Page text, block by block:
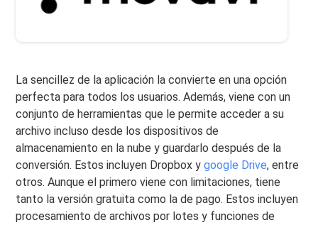
La sencillez de la aplicación la convierte en una opción
perfecta para todos los usuarios. Además, viene con un
conjunto de herramientas que le permite acceder a su
archivo incluso desde los dispositivos de
almacenamiento en la nube y guardarlo después de la
conversión. Estos incluyen Dropbox ygoogle Drive, entre
otros. Aunque el primero viene con limitaciones, tiene
tanto la versión gratuita como la de pago. Estos incluyen
procesamiento de archivos por lotes y funciones de